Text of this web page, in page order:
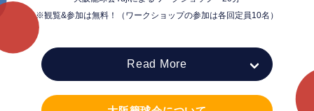
※観覧&参加は無料！（ワークショップの参加は各回定員10名）
Read More